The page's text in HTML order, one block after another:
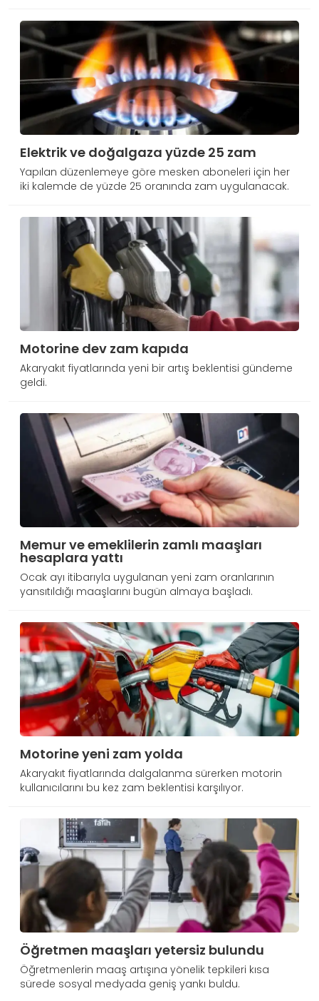
Elektrik ve doğalgaza yüzde 25 zam
Yapılan düzenlemeye göre mesken aboneleri için her
iki kalemde de yüzde 25 oranında zam uygulanacak.
Motorine dev zam kapıda
Akaryakıt fiyatlarında yeni bir artış beklentisi gündeme
geldi.
Memur ve emeklilerin zamlı maaşları
hesaplara yattı
Ocak ayı itibarıyla uygulanan yeni zam oranlarının
yansıtıldığı maaşlarını bugün almaya başladı.
Motorine yeni zam yolda
Akaryakıt fiyatlarında dalgalanma sürerken motorin
kullanıcılarını bu kez zam beklentisi karşılıyor.
Öğretmen maaşları yetersiz bulundu
Öğretmenlerin maaş artışına yönelik tepkileri kısa
sürede sosyal medyada geniş yankı buldu.